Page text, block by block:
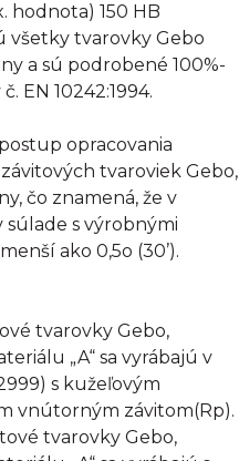
hodnota) 150 HB
všetky tvarovky Gebo
a sú podrobené 100%-
EN 10242:1994.
opracovania
tvaroviek Gebo,
čo znamená, že v
súlade s výrobnými
ako 0,5o (30’).
tvarovky Gebo,
„A“ sa vyrábajú v
s kužeľovým
vnútorným závitom(Rp).
tvarovky Gebo,